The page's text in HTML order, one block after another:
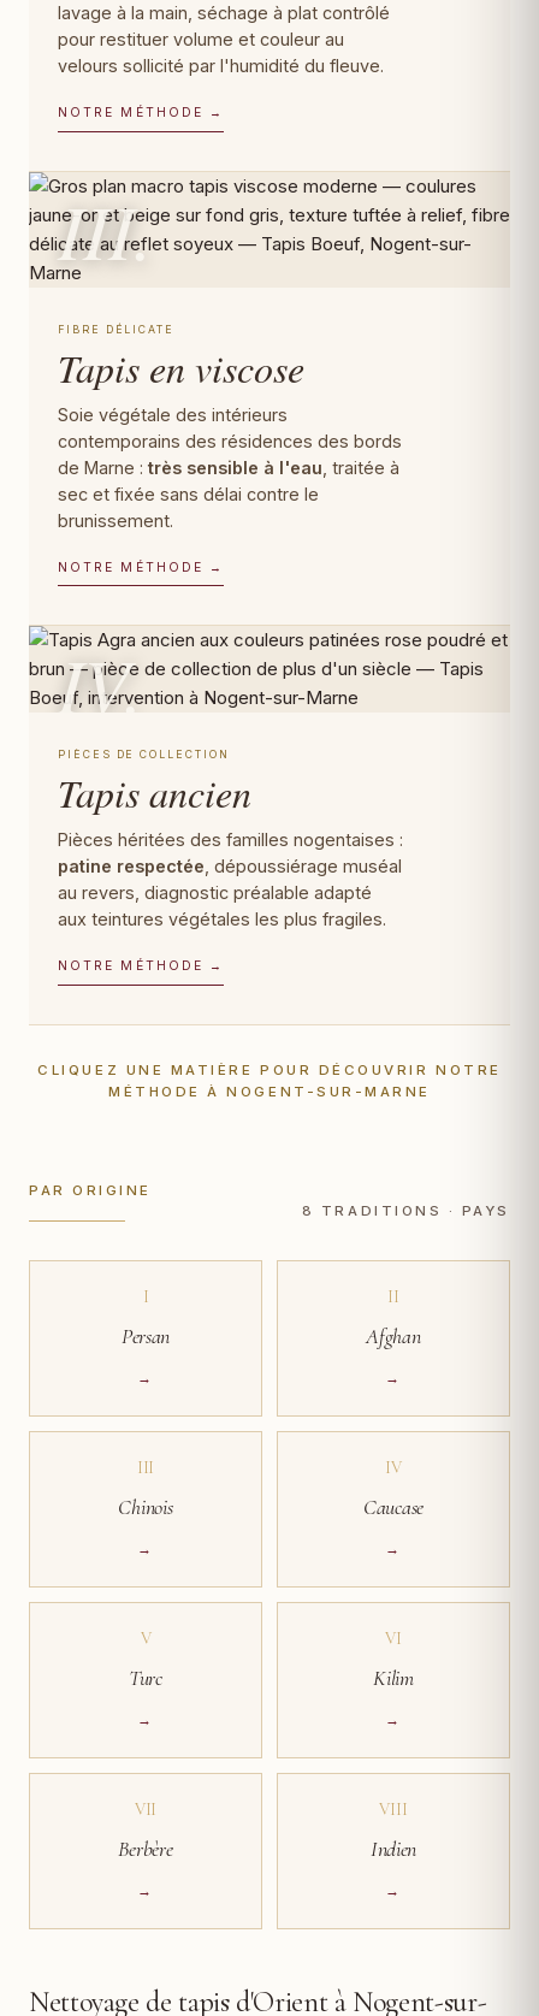
lavage à la main, séchage à plat contrôlé
pour restituer volume et couleur au
velours sollicité par l'humidité du fleuve.
NOTRE MÉTHODE →
III.
FIBRE DÉLICATE
Tapis en viscose
Soie végétale des intérieurs
contemporains des résidences des bords
de Marne : très sensible à l'eau , traitée à
sec et fixée sans délai contre le
brunissement.
NOTRE MÉTHODE →
IV.
PIÈCES DE COLLECTION
Tapis ancien
Pièces héritées des familles nogentaises :
patine respectée , dépoussiérage muséal
au revers, diagnostic préalable adapté
aux teintures végétales les plus fragiles.
NOTRE MÉTHODE →
CLIQUEZ UNE MATIÈRE POUR DÉCOUVRIR NOTRE
MÉTHODE À NOGENT-SUR-MARNE
PAR ORIGINE
8 TRADITIONS · PAYS
I
Persan
→
II
Afghan
→
III
Chinois
→
IV
Caucase
→
V
Turc
→
VI
Kilim
→
VII
Berbère
→
VIII
Indien
→
Nettoyage de tapis d'Orient à Nogent-sur-